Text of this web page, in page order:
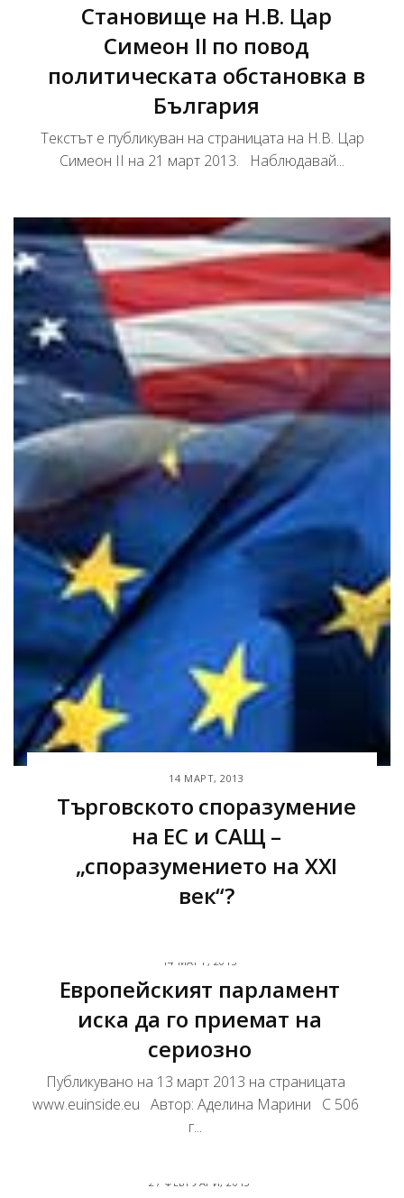
Становище на Н.В. Цар
Симеон II по повод
политическата обстановка в
България
Текстът е публикуван на страницата на Н.В. Цар
Симеон II на 21 март 2013. Наблюдавай...
14 МАРТ, 2013
Търговското споразумение
на ЕС и САЩ –
„споразумението на ХХI
век“?
14 МАРТ, 2013
Европейският парламент
иска да го приемат на
сериозно
Публикувано на 13 март 2013 на страницата
www.euinside.eu Автор: Аделина Марини С 506
г...
27 ФЕВРУАРИ, 2013